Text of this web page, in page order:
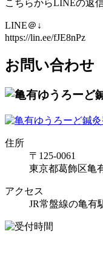
こちらからLINEの返
LINE＠↓
https://lin.ee/fJE8nPz
お問い合わせ
住所
〒125-0061
東京都葛飾区亀
アクセス
JR常盤線の亀有